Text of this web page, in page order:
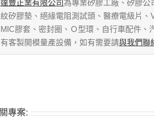
達豐正業有限公司 為專業矽膠工廠、矽膠公
紋矽膠墊、絕緣電阻測試頭、醫療電級片、
MIC膠套、密封圈、Ｏ型環、自行車配件、
有客製開模量產設備，如有需要請與我們聯
專案: